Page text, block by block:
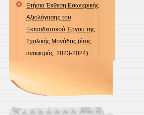
Ετήσια Έκθεση Εσωτερικής
Αξιολόγησης του
Εκπαιδευτικού Έργου της
Σχολικής Μονάδας (έτος
αναφοράς: 2023-2024)